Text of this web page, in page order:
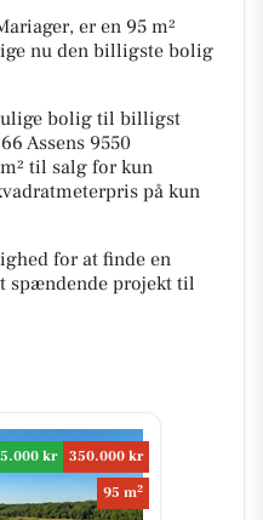
er en 95 m²
nu den billigste bolig
bolig til billigst
Assens 9550
til salg for kun
på kun
for at finde en
spændende projekt til
kr
350.000 kr
95 m2